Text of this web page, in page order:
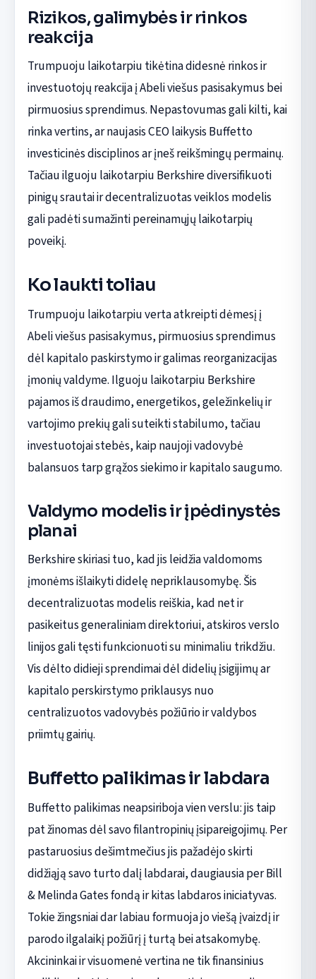
Rizikos, galimybės ir rinkos
reakcija
Trumpuoju laikotarpiu tikėtina didesnė rinkos ir
investuotojų reakcija į Abeli viešus pasisakymus bei
pirmuosius sprendimus. Nepastovumas gali kilti, kai
rinka vertins, ar naujasis CEO laikysis Buffetto
investicinės disciplinos ar įneš reikšmingų permainų.
Tačiau ilguoju laikotarpiu Berkshire diversifikuoti
pinigų srautai ir decentralizuotas veiklos modelis
gali padėti sumažinti pereinamųjų laikotarpių
poveikį.
Ko laukti toliau
Trumpuoju laikotarpiu verta atkreipti dėmesį į
Abeli viešus pasisakymus, pirmuosius sprendimus
dėl kapitalo paskirstymo ir galimas reorganizacijas
įmonių valdyme. Ilguoju laikotarpiu Berkshire
pajamos iš draudimo, energetikos, geležinkelių ir
vartojimo prekių gali suteikti stabilumo, tačiau
investuotojai stebės, kaip naujoji vadovybė
balansuos tarp grąžos siekimo ir kapitalo saugumo.
Valdymo modelis ir įpėdinystės
planai
Berkshire skiriasi tuo, kad jis leidžia valdomoms
įmonėms išlaikyti didelę nepriklausomybę. Šis
decentralizuotas modelis reiškia, kad net ir
pasikeitus generaliniam direktoriui, atskiros verslo
linijos gali tęsti funkcionuoti su minimaliu trikdžiu.
Vis dėlto didieji sprendimai dėl didelių įsigijimų ar
kapitalo perskirstymo priklausys nuo
centralizuotos vadovybės požiūrio ir valdybos
priimtų gairių.
Buffetto palikimas ir labdara
Buffetto palikimas neapsiriboja vien verslu: jis taip
pat žinomas dėl savo filantropinių įsipareigojimų. Per
pastaruosius dešimtmečius jis pažadėjo skirti
didžiąją savo turto dalį labdarai, daugiausia per Bill
& Melinda Gates fondą ir kitas labdaros iniciatyvas.
Tokie žingsniai dar labiau formuoja jo viešą įvaizdį ir
parodo ilgalaikį požiūrį į turtą bei atsakomybę.
Akcininkai ir visuomenė vertina ne tik finansinius